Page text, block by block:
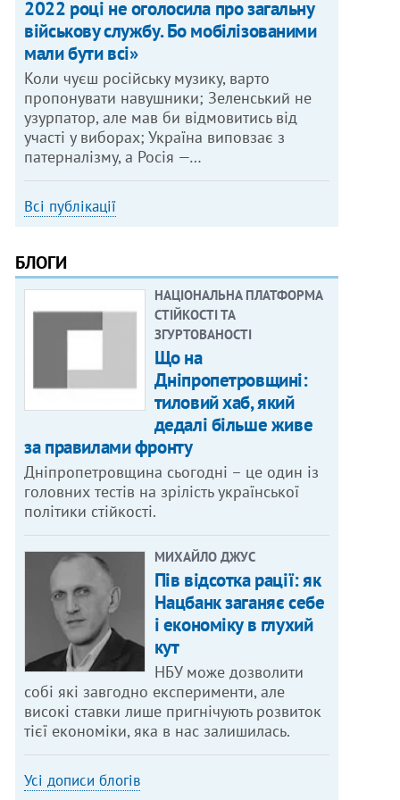
2022 році не оголосила про загальну
військову службу. Бо мобілізованими
мали бути всі»
Коли чуєш російську музику, варто
пропонувати навушники; Зеленський не
узурпатор, але мав би відмовитись від
участі у виборах; Україна виповзає з
патерналізму, а Росія —…
Всі публікації
БЛОГИ
НАЦІОНАЛЬНА ПЛАТФОРМА
СТІЙКОСТІ ТА
ЗГУРТОВАНОСТІ
Що на
Дніпропетровщині:
тиловий хаб, який
дедалі більше живе
за правилами фронту
Дніпропетровщина сьогодні – це один із
головних тестів на зрілість української
політики стійкості.
МИХАЙЛО ДЖУС
Пів відсотка рації: як
Нацбанк заганяє себе
і економіку в глухий
кут
НБУ може дозволити
собі які завгодно експерименти, але
високі ставки лише пригнічують розвиток
тієї економіки, яка в нас залишилась.
Усі дописи блогів